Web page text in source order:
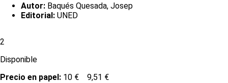
Autor: Baqués Quesada, Josep
Editorial: UNED
2
Disponible
Precio en papel: 10 € 9,51 €